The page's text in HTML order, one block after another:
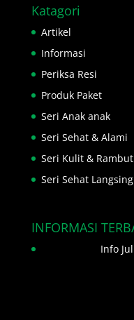
Katagori
Artikel
Informasi
Periksa Resi
Produk Paket
Seri Anak anak
Seri Sehat & Alami
Seri Kulit & Rambut
Seri Sehat Langsing
INFORMASI
Info